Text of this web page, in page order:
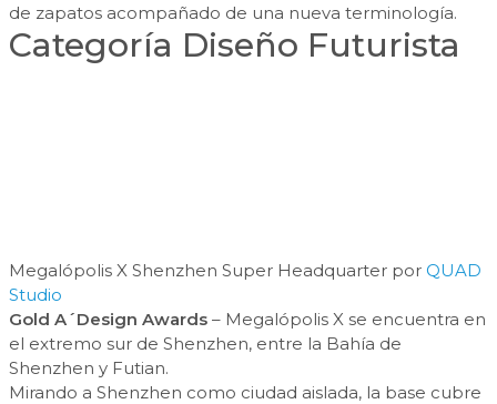
de zapatos acompañado de una nueva terminología.
Categoría Diseño Futurista
Megalópolis X Shenzhen Super Headquarter por QUAD
Studio
Gold A´Design Awards – Megalópolis X se encuentra en
el extremo sur de Shenzhen, entre la Bahía de
Shenzhen y Futian.
Mirando a Shenzhen como ciudad aislada, la base cubre